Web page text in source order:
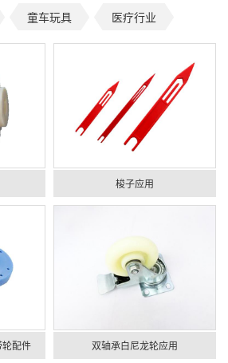
童车玩具 医疗行业
梭子应用
配件 双轴承白尼龙轮应用